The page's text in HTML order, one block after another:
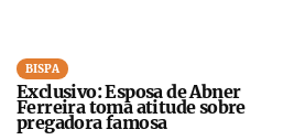
BISPA
Exclusivo: Esposa de Abner
Ferreira toma atitude sobre
pregadora famosa